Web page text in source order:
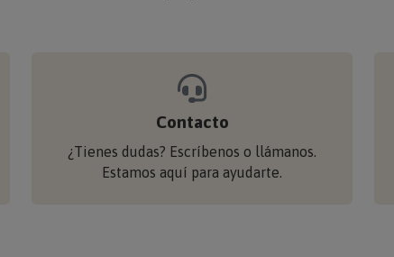
Contacto
¿Tienes dudas? Escríbenos o llámanos.
Estamos aquí para ayudarte.